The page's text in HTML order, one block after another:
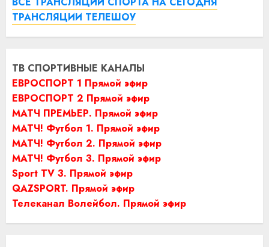
ТРАНСЛЯЦИИ ТЕЛЕШОУ
ТВ СПОРТИВНЫЕ КАНАЛЫ
ЕВРОСПОРТ 1 Прямой эфир
ЕВРОСПОРТ 2 Прямой эфир
МАТЧ ПРЕМЬЕР. Прямой эфир
МАТЧ! Футбол 1. Прямой эфир
МАТЧ! Футбол 2. Прямой эфир
МАТЧ! Футбол 3. Прямой эфир
Sport TV 3. Прямой эфир
QAZSPORT. Прямой эфир
Телеканал Волейбол. Прямой эфир